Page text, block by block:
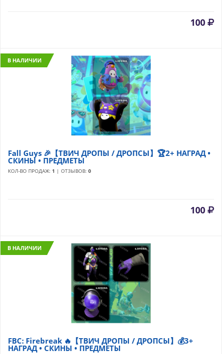
100
В НАЛИЧИИ
Fall Guys 🎉【ТВИЧ ДРОПЫ / ДРОПСЫ】🏆2+ НАГРАД •
СКИНЫ • ПРЕДМЕТЫ
КОЛ-ВО ПРОДАЖ: 1 | ОТЗЫВОВ: 0
100
В НАЛИЧИИ
FBC: Firebreak 🔥【ТВИЧ ДРОПЫ / ДРОПСЫ】💰3+
НАГРАД • СКИНЫ • ПРЕДМЕТЫ